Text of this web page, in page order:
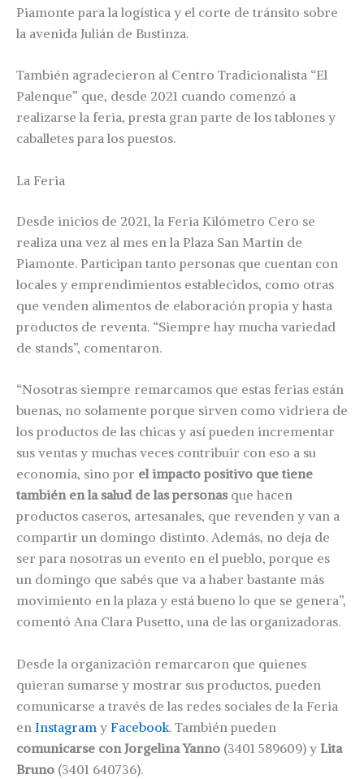
Piamonte para la logística y el corte de tránsito sobre
la avenida Julián de Bustinza.
También agradecieron al Centro Tradicionalista “El
Palenque” que, desde 2021 cuando comenzó a
realizarse la feria, presta gran parte de los tablones y
caballetes para los puestos.
La Feria
Desde inicios de 2021, la Feria Kilómetro Cero se
realiza una vez al mes en la Plaza San Martín de
Piamonte. Participan tanto personas que cuentan con
locales y emprendimientos establecidos, como otras
que venden alimentos de elaboración propia y hasta
productos de reventa. “Siempre hay mucha variedad
de stands”, comentaron.
“Nosotras siempre remarcamos que estas ferias están
buenas, no solamente porque sirven como vidriera de
los productos de las chicas y así pueden incrementar
sus ventas y muchas veces contribuir con eso a su
economía, sino por el impacto positivo que tiene
también en la salud de las personasque hacen
productos caseros, artesanales, que revenden y van a
compartir un domingo distinto. Además, no deja de
ser para nosotras un evento en el pueblo, porque es
un domingo que sabés que va a haber bastante más
movimiento en la plaza y está bueno lo que se genera”,
comentó Ana Clara Pusetto, una de las organizadoras.
Desde la organización remarcaron que quienes
quieran sumarse y mostrar sus productos, pueden
comunicarse a través de las redes sociales de la Feria
en Instagram y Facebook. También pueden
comunicarse con Jorgelina Yanno (3401 589609) y Lita
Bruno (3401 640736).